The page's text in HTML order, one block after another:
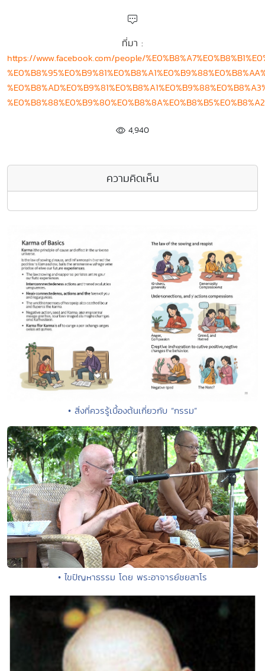
ที่มา :
https://www.facebook.com/people/
4,940
ความคิดเห็น
• สิ่งที่ควรรู้เบื้องต้นเกี่ยวกับ “กรรม”
• ไขปัญหาธรรม โดย พระอาจารย์ชยสาโร